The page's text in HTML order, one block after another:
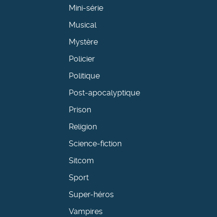
Mini-série
Musical
Mystère
Policier
Politique
Post-apocalyptique
Prison
Religion
Science-fiction
Sitcom
Sport
Super-héros
Vampires